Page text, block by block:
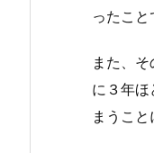
ったこと
また、
に３年
まうこ